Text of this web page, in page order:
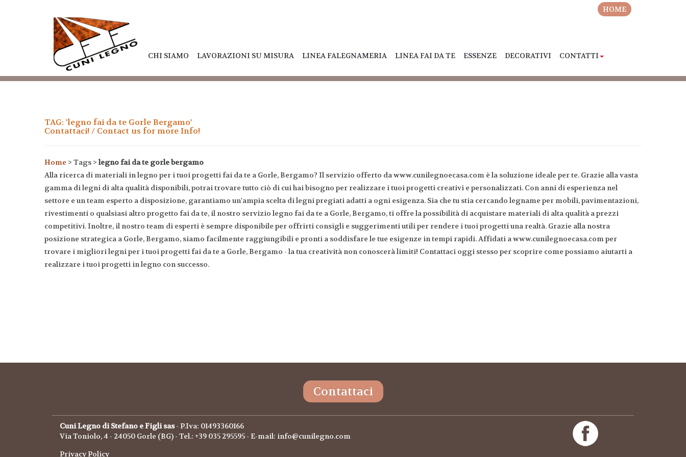
HOME
CHI SIAMO LAVORAZIONI SU MISURA LINEA FALEGNAMERIA LINEA FAI DA TE ESSENZE DECORATIVI CONTATTI
TAG: 'legno fai da te Gorle Bergamo'
Contattaci! / Contact us for more Info!
Home > Tags >legno fai da te gorle bergamo
Alla ricerca di materiali in legno per i tuoi progetti fai da te a Gorle, Bergamo? Il servizio offerto da www.cunilegnoecasa.com è la soluzione ideale per te. Grazie alla vasta
gamma di legni di alta qualità disponibili, potrai trovare tutto ciò di cui hai bisogno per realizzare i tuoi progetti creativi e personalizzati. Con anni di esperienza nel
settore e un team esperto a disposizione, garantiamo un'ampia scelta di legni pregiati adatti a ogni esigenza. Sia che tu stia cercando legname per mobili, pavimentazioni,
rivestimenti o qualsiasi altro progetto fai da te, il nostro servizio legno fai da te a Gorle, Bergamo, ti offre la possibilità di acquistare materiali di alta qualità a prezzi
competitivi. Inoltre, il nostro team di esperti è sempre disponibile per offrirti consigli e suggerimenti utili per rendere i tuoi progetti una realtà. Grazie alla nostra
posizione strategica a Gorle, Bergamo, siamo facilmente raggiungibili e pronti a soddisfare le tue esigenze in tempi rapidi. Affidati a www.cunilegnoecasa.com per
trovare i migliori legni per i tuoi progetti fai da te a Gorle, Bergamo - la tua creatività non conoscerà limiti! Contattaci oggi stesso per scoprire come possiamo aiutarti a
realizzare i tuoi progetti in legno con successo.
Contattaci
Cuni Legno di Stefano e Figli sas- P.Iva: 01493360166
Via Toniolo, 4 - 24050 Gorle (BG) - Tel.: +39 035 295595 - E-mail: info@cunilegno.com
Privacy Policy